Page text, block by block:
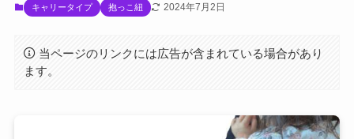
キャリータイプ 抱っこ紐 2024年7月2日
当ページのリンクには広告が含まれている場合があり
ます。